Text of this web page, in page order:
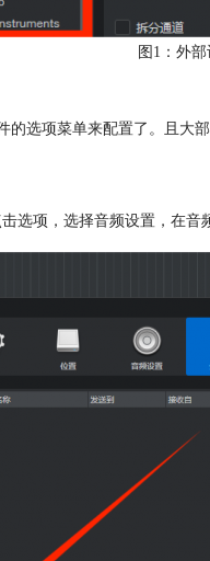
图1：外
的选项菜单来配置了。且大
选项，选择音频设置，在